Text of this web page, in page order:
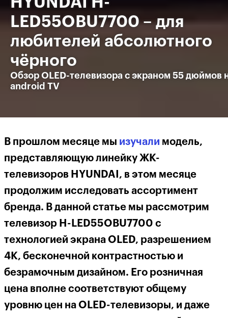
LED55OBU7700 – для
любителей абсолютного
чёрного
Обзор OLED-телевизора с экраном 55 дюймов
android TV
В прошлом месяце мы изучали модель,
представляющую линейку ЖК-
телевизоров HYUNDAI , в этом месяце
продолжим исследовать ассортимент
бренда. В данной статье мы рассмотрим
телевизор H-LED55OBU7700 с
технологией экрана OLED, разрешением
4К, бесконечной контрастностью и
безрамочным дизайном. Его розничная
цена вполне соответствуют общему
уровню цен на OLED-телевизоры, и даже